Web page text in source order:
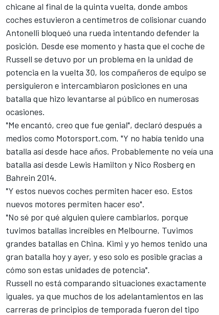
chicane al final de la quinta vuelta, donde ambos
coches estuvieron a centímetros de colisionar cuando
Antonelli bloqueó una rueda intentando defender la
posición. Desde ese momento y hasta que el coche de
Russell se detuvo por un problema en la unidad de
potencia en la vuelta 30, los compañeros de equipo se
persiguieron e intercambiaron posiciones en una
batalla que hizo levantarse al público en numerosas
ocasiones.
"Me encantó, creo que fue genial", declaró después a
medios como Motorsport.com. "Y no había tenido una
batalla así desde hace años. Probablemente no veía una
batalla así desde Lewis Hamilton y Nico Rosberg en
Bahrein 2014.
"Y estos nuevos coches permiten hacer eso. Estos
nuevos motores permiten hacer eso".
"No sé por qué alguien quiere cambiarlos, porque
tuvimos batallas increíbles en Melbourne. Tuvimos
grandes batallas en China. Kimi y yo hemos tenido una
gran batalla hoy y ayer, y eso solo es posible gracias a
cómo son estas unidades de potencia".
Russell no está comparando situaciones exactamente
iguales, ya que muchos de los adelantamientos en las
carreras de principios de temporada fueron del tipo